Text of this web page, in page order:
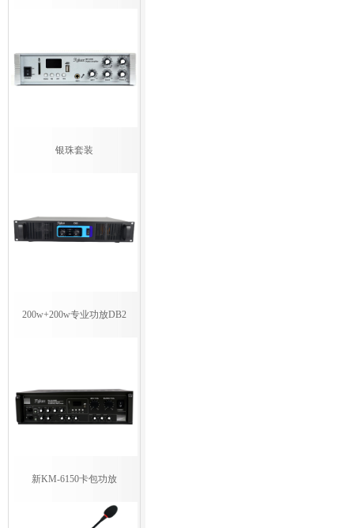
银珠套装
200w+200w专业功放DB2
新KM-6150卡包功放